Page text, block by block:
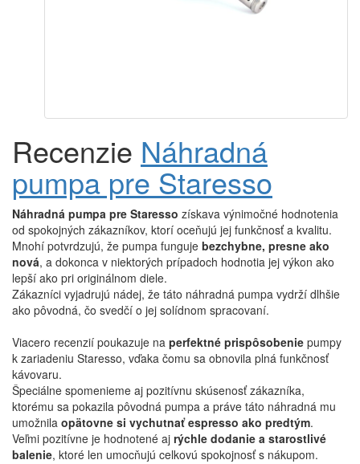
RecenzieNáhradná
pumpa pre Staresso
Náhradná pumpa pre Staressozískava výnimočné hodnotenia
od spokojných zákazníkov, ktorí oceňujú jej funkčnosť a kvalitu.